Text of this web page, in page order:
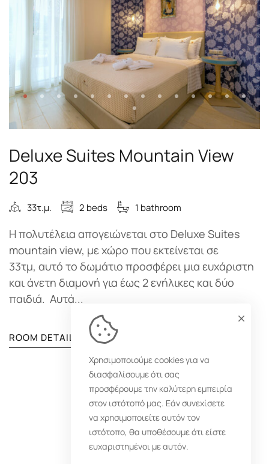
Deluxe Suites Mountain View
203
33τ.μ. 2 beds 1 bathroom
Η πολυτέλεια απογειώνεται στο Deluxe Suites
mountain view, με χώρο που εκτείνεται σε
33τμ, αυτό το δωμάτιο προσφέρει μια ευχάριστη
και άνετη διαμονή για έως 2 ενήλικες και δύο
παιδιά. Αυτά...
ROOM DETAIL
1 2 3
Χρησιμοποιούμε cookies για να
διασφαλίσουμε ότι σας
προσφέρουμε την καλύτερη εμπειρία
στον ιστότοπό μας. Εάν συνεχίσετε
να χρησιμοποιείτε αυτόν τον
ιστότοπο, θα υποθέσουμε ότι είστε
ευχαριστημένοι με αυτόν.